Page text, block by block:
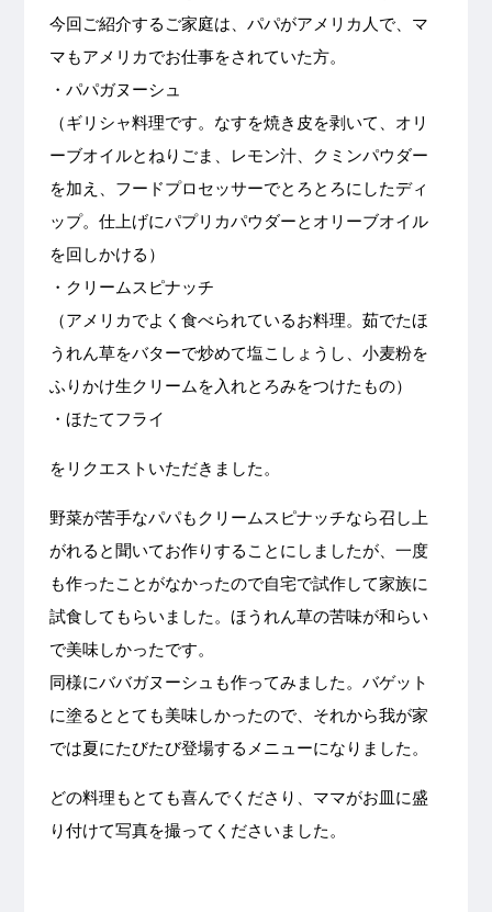
今回ご紹介するご家庭は、パパがアメリカ人で、マ
マもアメリカでお仕事をされていた方。
・パパガヌーシュ
（ギリシャ料理です。なすを焼き皮を剥いて、オリ
ーブオイルとねりごま、レモン汁、クミンパウダー
を加え、フードプロセッサーでとろとろにしたディ
ップ。仕上げにパプリカパウダーとオリーブオイル
を回しかける）
・クリームスピナッチ
（アメリカでよく食べられているお料理。茹でたほ
うれん草をバターで炒めて塩こしょうし、小麦粉を
ふりかけ生クリームを入れとろみをつけたもの）
・ほたてフライ
をリクエストいただきました。
野菜が苦手なパパもクリームスピナッチなら召し上
がれると聞いてお作りすることにしましたが、一度
も作ったことがなかったので自宅で試作して家族に
試食してもらいました。ほうれん草の苦味が和らい
で美味しかったです。
同様にババガヌーシュも作ってみました。バゲット
に塗るととても美味しかったので、それから我が家
では夏にたびたび登場するメニューになりました。
どの料理もとても喜んでくださり、ママがお皿に盛
り付けて写真を撮ってくださいました。